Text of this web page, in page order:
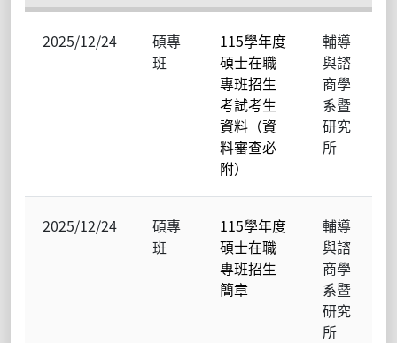
2025/12/24
碩專
班
115學年度
碩士在職
專班招生
考試考生
資料（資
料審查必
附）
輔導
與諮
商學
系暨
研究
所
2025/12/24
碩專
班
115學年度
碩士在職
專班招生
簡章
輔導
與諮
商學
系暨
研究
所